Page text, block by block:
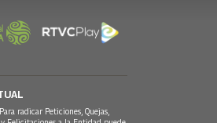
radicar Peticiones, Quejas,